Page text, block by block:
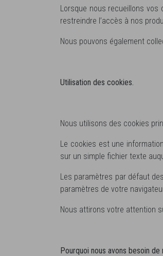
Lorsque nous recueillons
restreindre l’accès à nos
Nous pouvons également
Utilisation des cookies.
Nous utilisons des cookies
Le cookies est une
sur un simple fichier texte
Les paramètres par défaut
paramètres de votre
Nous attirons votre attention
Pourquoi nous avons besoin de